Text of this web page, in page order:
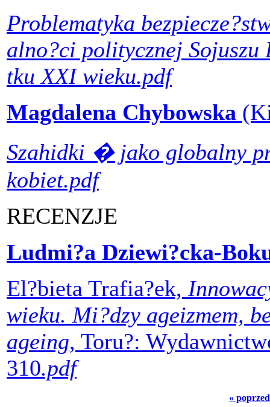
Problematyka
alno?ci politycznej Sojuszu
tku XXI wieku.pdf
Magdalena Chybowska
Szahidki � jako globalny
kobiet.pdf
RECENZJE
Ludmi?a Dziewi?cka-
El?bieta Trafia?ek,
wieku. Mi?dzy ageizmem,
ageing, Toru?:
310.pdf
«